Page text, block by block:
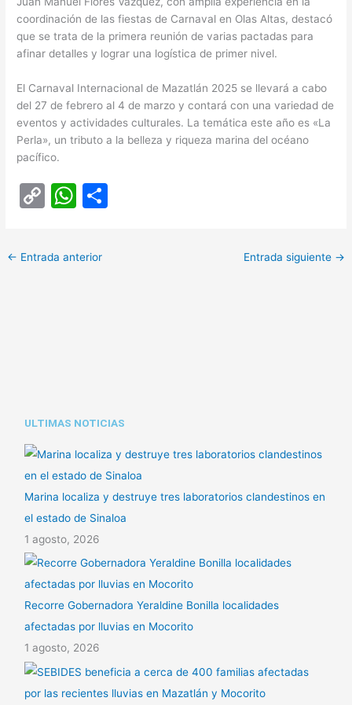
coordinación de las fiestas de Carnaval en Olas Altas, destacó
que se trata de la primera reunión de varias pactadas para
afinar detalles y lograr una logística de primer nivel.
El Carnaval Internacional de Mazatlán 2025 se llevará a cabo
del 27 de febrero al 4 de marzo y contará con una variedad de
eventos y actividades culturales. La temática este año es «La
Perla», un tributo a la belleza y riqueza marina del océano
pacífico.
C
p
y
W
at
s
← Entrada anterior Entrada siguiente →
ULTIMAS NOTICIAS
Marina localiza y destruye tres laboratorios clandestinos en
el estado de Sinaloa
1 agosto, 2026
Recorre Gobernadora Yeraldine Bonilla localidades
afectadas por lluvias en Mocorito
1 agosto, 2026